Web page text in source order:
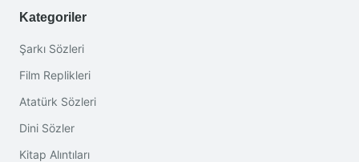
Kategoriler
Şarkı Sözleri
Film Replikleri
Atatürk Sözleri
Dini Sözler
Kitap Alıntıları